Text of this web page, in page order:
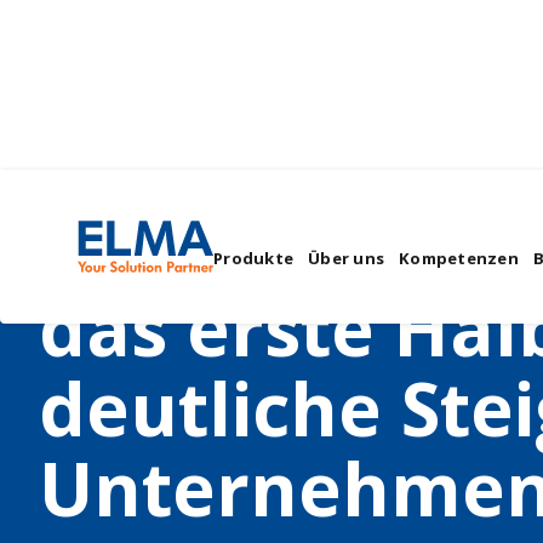
Produkte
Über uns Kompetenzen
Elma
das erste
deutliche